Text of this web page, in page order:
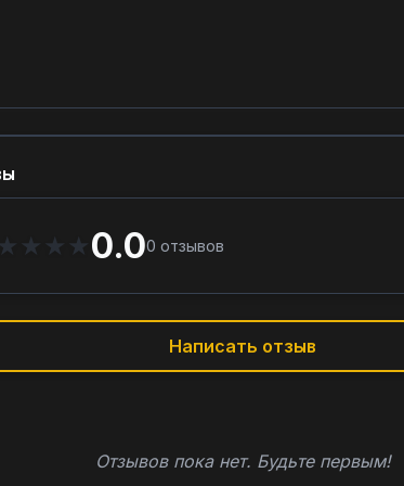
★ ★ ★0.00 отзывов
Написать отзыв
Отзывов пока нет. Будьте первым!